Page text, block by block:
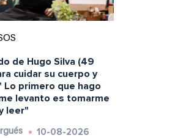
de Hugo Silva (49
cuidar su cuerpo y
Lo primero que hago
levanto es tomarme
leer"
10-08-2026